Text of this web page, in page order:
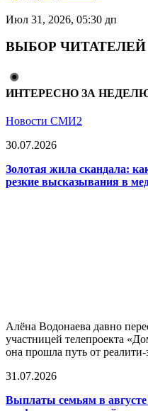
Июл 31, 2026, 05:30 дп
ВЫБОР ЧИТАТЕЛЕЙ
ИНТЕРЕСНО ЗА
Новости СМИ2
30.07.2026
Золотая жила скандала:
резкие высказывания в
Алёна Водонаева давно
участницей телепроекта
она прошла путь от реалити-
31.07.2026
Выплаты семьям в